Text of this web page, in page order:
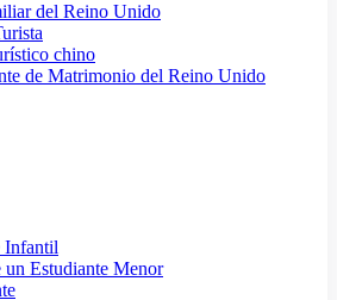
del Reino Unido
chino
de Matrimonio del Reino Unido
Infantil
un Estudiante Menor